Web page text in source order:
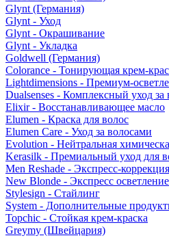
Glynt (Германия)
Glynt - Уход
Glynt - Окрашивание
Glynt - Укладка
Goldwell (Германия)
Colorance - Тонирующая крем-
Lightdimensions - Премиум-
Dualsenses - Комплексный уход за
Elixir - Восстанавливающее масло
Elumen - Краска для волос
Elumen Care - Уход за волосами
Evolution - Нейтральная
Kerasilk - Премиальный уход для
Men Reshade - Экспресс-
New Blonde - Экспресс
Stylesign - Стайлинг
System - Дополнительные
Topchic - Стойкая крем-краска
Greymy (Швейцария)